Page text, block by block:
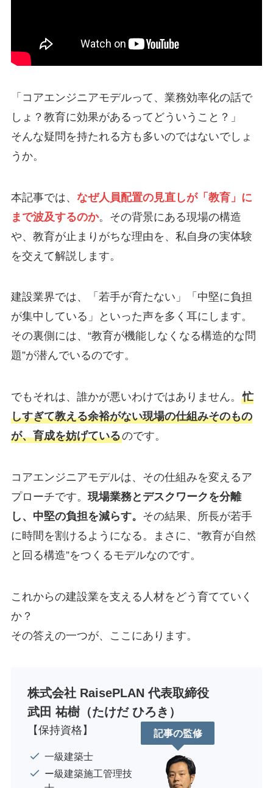
「コアエンジニアモデルって、業務効率化の話で
しょ？教育に効果があるってどういうこと？」
そんな疑問を持たれる方も多いのではないでしょ
うか。
本記事では、 なぜ人員配置の見直しが「教育」に
まで波及するのか。その背景にある現場の構造
や、教育が止まりがちな理由を、私自身の実体験
を交えて解説します。
建設業界では、「若手が育たない」「中堅に負担
が集中している」といった声を多く耳にします。
その裏側には、“教育が機能しなくなる構造的な問
題”が潜んでいるのです。
でもそれは、誰かが悪いわけではありません。 忙
しすぎて教える余裕がない現場の仕組みそのもの
が、育成を妨げているのです。
コアエンジニアモデルは、その仕組みを変えるア
プローチです。 現場業務とデスクワークを分離
し、中堅の負担を減らす。 その結果、所長が若手
に時間を割けるようになる。まさに、“教育が自然
と回る構造”をつくるモデルなのです。
これからの建設業を支える人材をどう育てていく
か？
その答えの一つが、ここにあります。
株式会社 RaisePLAN 代表取締役
武田 祐樹（たけだ ひろき）
【保持資格】
一級建築士
ー級建築施工管理技
記事の監修